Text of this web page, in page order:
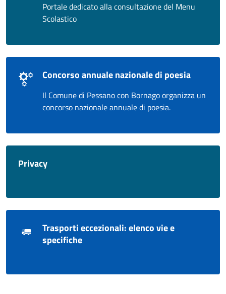
Portale dedicato alla consultazione del Menu
Scolastico
Concorso annuale nazionale di poesia
Il Comune di Pessano con Bornago organizza un
concorso nazionale annuale di poesia.
Privacy
Trasporti eccezionali: elenco vie e
specifiche